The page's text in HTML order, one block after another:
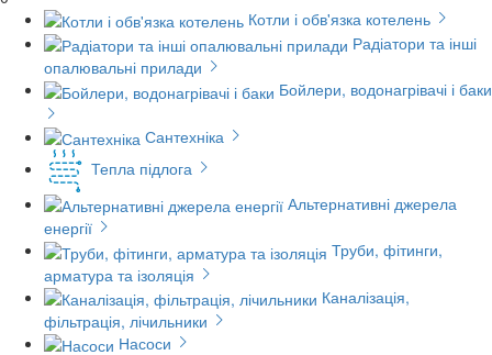
Котли і обв'язка котелень
Радіатори та інші
опалювальні прилади
Бойлери, водонагрівачі і баки
Сантехніка
Тепла підлога
Альтернативні джерела
енергії
Труби, фітинги,
арматура та ізоляція
Каналізація,
фільтрація, лічильники
Насоси